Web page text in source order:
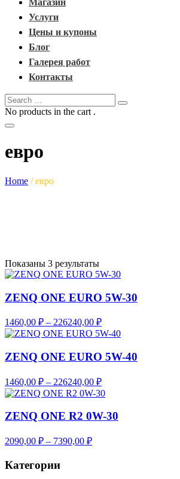
Услуги
Цены и купоны
Блог
Галерея работ
Контакты
No products in the cart .
евро
Home /евро
Показаны 3 результаты
ZENQ ONE EURO 5W-30
1460,00 ₽ – 226240,00 ₽Диапазон
цен:
–
ZENQ ONE EURO 5W-40
1460,00 ₽ – 226240,00 ₽Диапазон
цен:
–
ZENQ ONE R2 0W-30
2090,00 ₽ – 7390,00 ₽Диапазон
Категории